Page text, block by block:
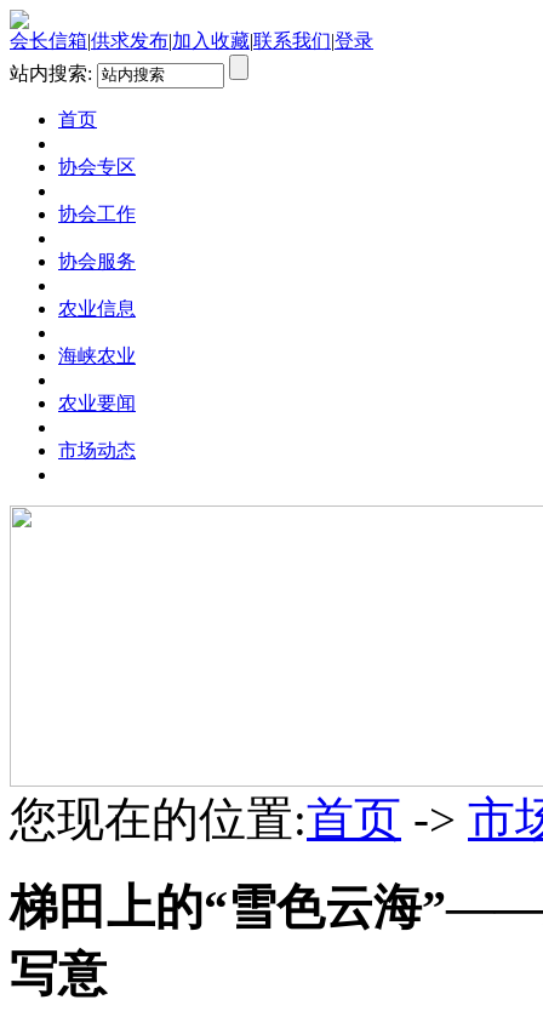
会长信箱|供求发布|加入收藏|联系我们|登录
站内搜索:
首页
协会专区
协会工作
协会服务
农业信息
海峡农业
农业要闻
市场动态
您现在的位置:首页 -> 市
梯田上的“雪色云海
写意